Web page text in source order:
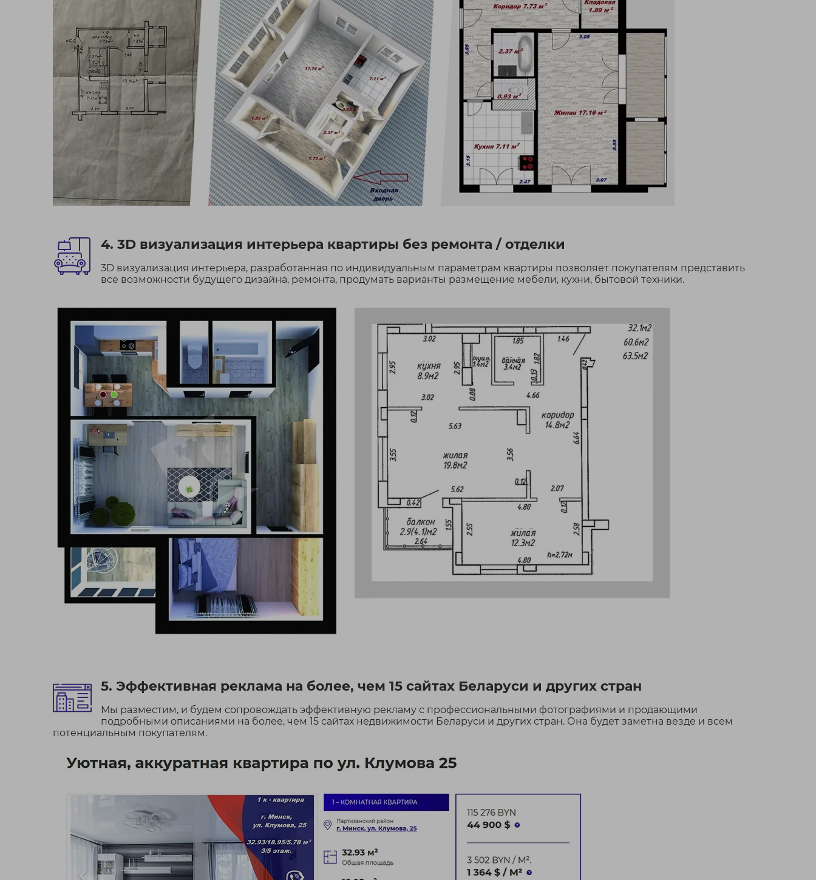
4. 3D визуализация интерьера квартиры без ремонта / отделки
3D визуализация интерьера, разработанная по индивидуальным параметрам квартиры позволяет покупателям представить
все возможности будущего дизайна, ремонта, продумать варианты размещение мебели, кухни, бытовой техники.
5. Эффективная реклама на более, чем 15 сайтах Беларуси и других стран
Мы разместим, и будем сопровождать эффективную рекламу с профессиональными фотографиями и продающими
подробными описаниями на более, чем 15 сайтах недвижимости Беларуси и других стран. Она будет заметна везде и всем
потенциальным покупателям.